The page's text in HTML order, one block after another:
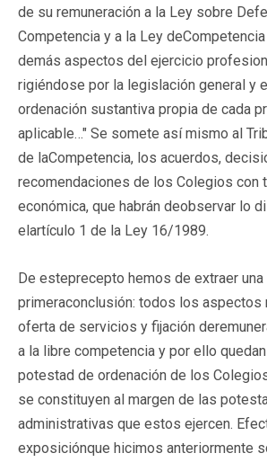
de su remuneración a la Ley sobre
Competencia y a la Ley
demás aspectos del ejercicio
rigiéndose por la legislación general y
ordenación sustantiva propia de cada
aplicable…" Se somete así mismo al
de laCompetencia, los acuerdos,
recomendaciones de los Colegios con
económica, que habrán deobservar lo
elartículo 1 de la Ley 16/1989.
De esteprecepto hemos de extraer una
primeraconclusión: todos los aspectos
oferta de servicios y fijación
a la libre competencia y por ello
potestad de ordenación de los
se constituyen al margen de las
administrativas que estos ejercen.
exposiciónque hicimos anteriormente